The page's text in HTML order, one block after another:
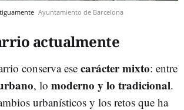
Ayuntamiento de Barcelona
actualmente
conserva ese carácter mixto: entre
, lo moderno y lo tradicional.
urbanísticos y los retos que ha